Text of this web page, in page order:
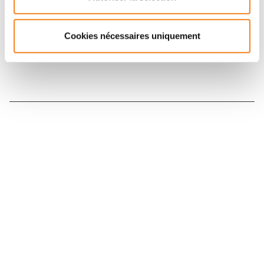
Cookies nécessaires uniquement
Inscrivez-vous à la newsletter